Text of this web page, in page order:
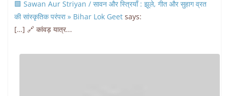
🟩 Sawan Aur Striyan / सावन और स्त्रियाँ : झूले, गीत और सुहाग व्रत
की सांस्कृतिक परंपरा » Bihar Lok Geet says:
[…] 🔗 कांवड़ यात्र...